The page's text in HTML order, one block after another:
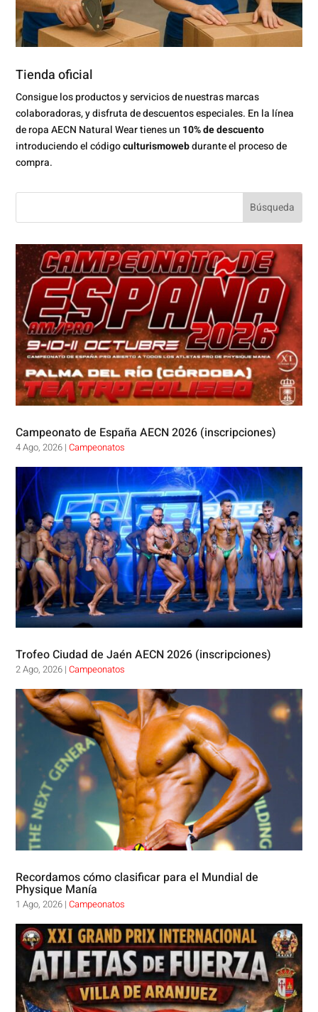
Tienda oficial
Consigue los productos y servicios de nuestras marcas
colaboradoras, y disfruta de descuentos especiales. En la línea
de ropa AECN Natural Wear tienes un 10% de descuento
introduciendo el códigoculturismowebdurante el proceso de
compra.
Campeonato de España AECN 2026 (inscripciones)
4 Ago, 2026 |Campeonatos
Trofeo Ciudad de Jaén AECN 2026 (inscripciones)
2 Ago, 2026 |Campeonatos
Recordamos cómo clasificar para el Mundial de
Physique Manía
1 Ago, 2026 |Campeonatos